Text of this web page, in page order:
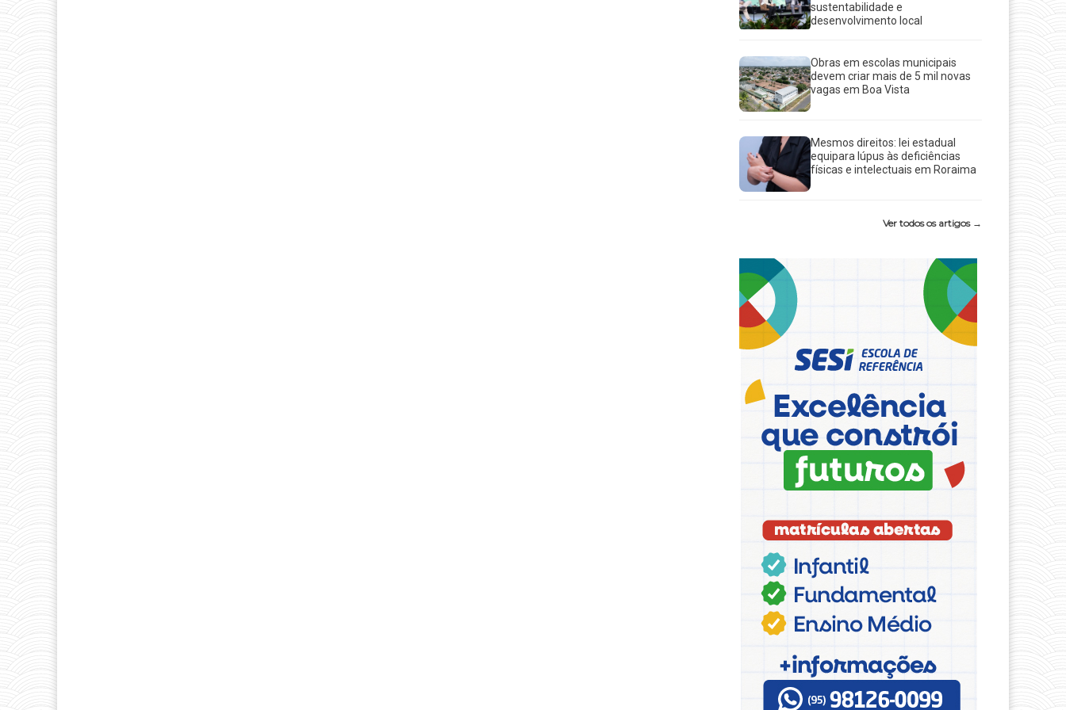
sustentabilidade e
desenvolvimento local
Obras em escolas municipais
devem criar mais de 5 mil novas
vagas em Boa Vista
Mesmos direitos: lei estadual
equipara lúpus às deficiências
físicas e intelectuais em Roraima
Ver todos os artigos →